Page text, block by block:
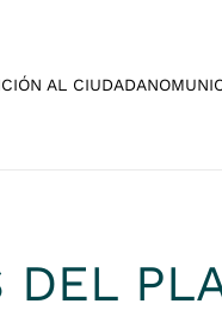
AL CIUDADANO